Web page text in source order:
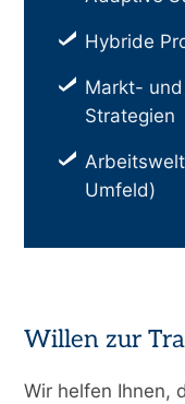
Hybride
Markt-
Strategien
Umfeld)
Willen zur
Wir helfen Ihnen,